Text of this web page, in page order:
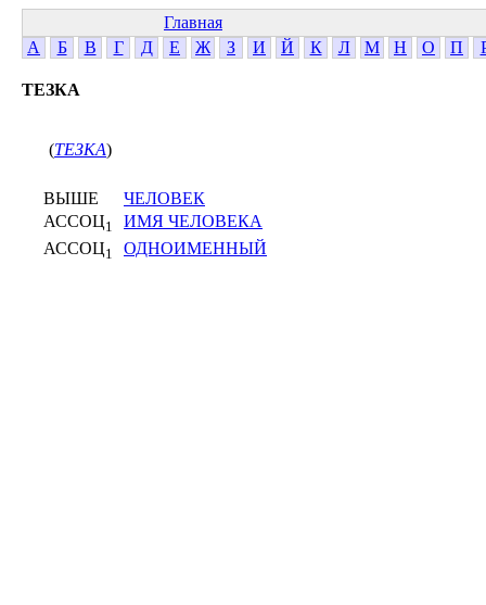
Главная
А
Б В Г Д Е Ж З И Й К Л М Н О П
ТЕЗКА
(ТЕЗКА)
ВЫШЕ
ЧЕЛОВЕК
АССОЦ1
ИМЯ ЧЕЛОВЕКА
АССОЦ1 ОДНОИМЕННЫЙ